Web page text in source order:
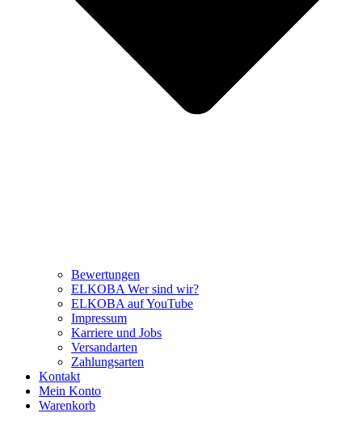
Bewertungen
ELKOBA Wer sind wir?
ELKOBA auf YouTube
Impressum
Karriere und Jobs
Versandarten
Zahlungsarten
Kontakt
Mein Konto
Warenkorb